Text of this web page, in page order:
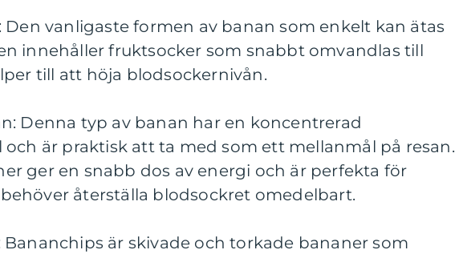
Den vanligaste formen av banan som enkelt kan ätas
innehåller fruktsocker som snabbt omvandlas till
till att höja blodsockernivån.
Denna typ av banan har en koncentrerad
och är praktisk att ta med som ett mellanmål på resan.
ger en snabb dos av energi och är perfekta för
återställa blodsockret omedelbart.
Bananchips är skivade och torkade bananer som